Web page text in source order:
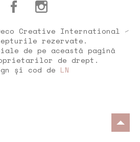
Creative International ⁄
rezervate.
de pe această pagină
de drept.
și cod de LN